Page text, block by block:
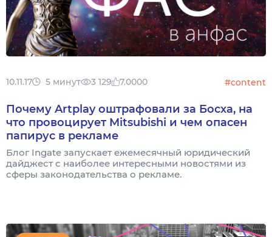
10.11.17 5 минут 3 129 7.0000 #content
Почему Artplay оштрафовали за Босха, на
что провоцирует Mitsubishi и чем опасен
папирус в рекламе
Блог Ingate запускает ежемесячный юридический
дайджест с наиболее интересными новостями из
сферы законодательства о рекламе.